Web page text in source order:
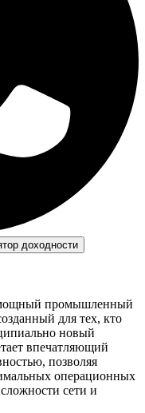
доходности
промышленный
для тех, кто
новый
впечатляющий
позволяя
операционных
сети и